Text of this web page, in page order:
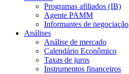
Programas afiliados (IB)
Agente PAMM
Informantes de negociação
Análises
Análise de mercado
Calendário Econômico
Taxas de juros
Instrumentos financeiros